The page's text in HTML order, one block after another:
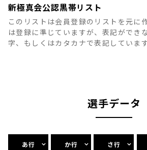
新極真会公認黒帯リスト
このリストは会員登録のリストを元に
は登録に準じていますが、表記ができ
字、もしくはカタカナで表記していま
選手データ
あ行 か行 さ行